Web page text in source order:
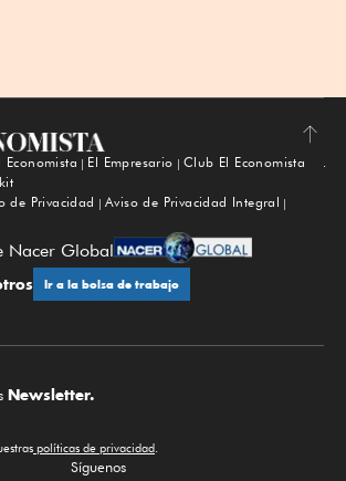
Subir
Economista El Empresario
Club El Economista
de Privacidad
Aviso de Privacidad Integral
Nacer Global
Ir a la bolsa de trabajo
Newsletter.
políticas de privacidad.
Síguenos